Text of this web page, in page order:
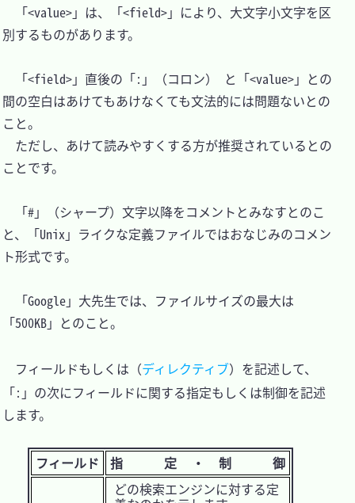
「<value>」は、「<field>」により、大文字小文字を区
別するものがあります。
「<field>」直後の「:」（コロン） と「<value>」との
間の空白はあけてもあけなくても文法的には問題ないとの
こと。
ただし、あけて読みやすくする方が推奨されているとの
ことです。
「#」（シャープ）文字以降をコメントとみなすとのこ
と、「Unix」ライクな定義ファイルではおなじみのコメン
ト形式です。
「Google」大先生では、ファイルサイズの最大は
「500KB」とのこと。
フィールドもしくは（ディレクティブ）を記述して、
「:」の次にフィールドに関する指定もしくは制御を記述
します。
フィールド
指 定・制 御
どの検索エンジンに対する定